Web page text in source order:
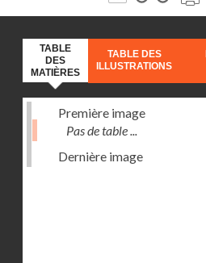
TABLE
DES
MATIÈRES
TABLE DES
ILLUSTRATIONS
Première image
Pas de table ...
Dernière image